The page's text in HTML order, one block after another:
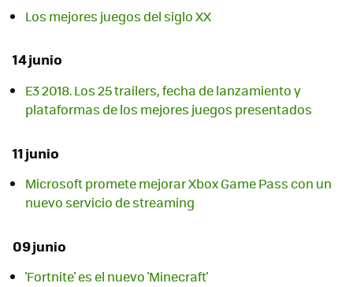
Los mejores juegos del siglo XX
14 junio
E3 2018. Los 25 trailers, fecha de lanzamiento y
plataformas de los mejores juegos presentados
11 junio
Microsoft promete mejorar Xbox Game Pass con un
nuevo servicio de streaming
09 junio
'Fortnite' es el nuevo 'Minecraft'